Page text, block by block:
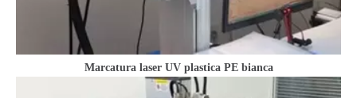
Marcatura laser UV plastica PE bianca